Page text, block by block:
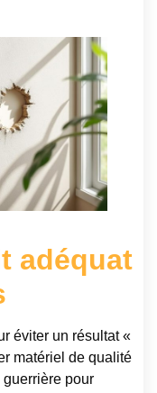
adéquat
éviter un résultat «
matériel de qualité
guerrière pour